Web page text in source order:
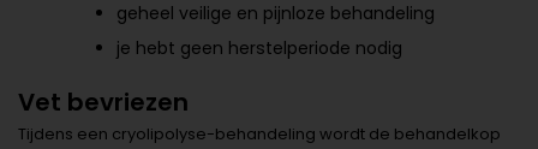
geheel veilige en pijnloze behandeling
je hebt geen herstelperiode nodig
Vet bevriezen
Tijdens een cryolipolyse-behandeling wordt de behandelkop